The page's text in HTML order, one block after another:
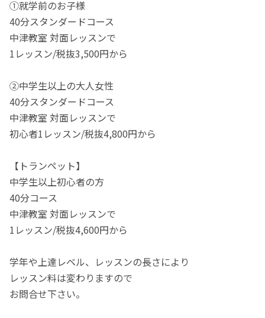
①就学前のお子様
40分スタンダードコース
中津教室 対面レッスンで
1レッスン/税抜3,500円から
②中学生以上の大人女性
40分スタンダードコース
中津教室 対面レッスンで
初心者1レッスン/税抜4,800円から
【トランペット】
中学生以上初心者の方
40分コース
中津教室 対面レッスンで
1レッスン/税抜4,600円から
学年や上達レベル、レッスンの長さにより
レッスン料は変わりますので
お問合せ下さい。